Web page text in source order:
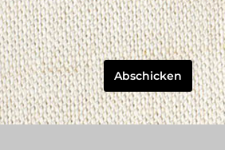
Abschicken